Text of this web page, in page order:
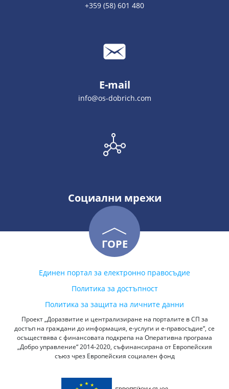
+359 (58) 601 480
E-mail
info@os-dobrich.com
Социални мрежи
ГОРЕ
Единен портал за електронно правосъдие
Политика за достъпност
Политика за защита на личните данни
Проект „Доразвитие и централизиране на порталите в СП за
достъп на граждани до информация, е-услуги и е-правосъдие“, се
осъществява с финансовата подкрепа на Оперативна програма
„Добро управление“ 2014-2020, съфинансирана от Европейския
съюз чрез Европейския социален фонд